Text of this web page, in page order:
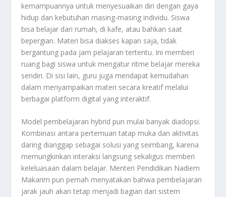
kemampuannya untuk menyesuaikan diri dengan gaya
hidup dan kebutuhan masing-masing individu. Siswa
bisa belajar dari rumah, di kafe, atau bahkan saat
bepergian. Materi bisa diakses kapan saja, tidak
bergantung pada jam pelajaran tertentu. Ini memberi
ruang bagi siswa untuk mengatur ritme belajar mereka
sendiri. Di sisi lain, guru juga mendapat kemudahan
dalam menyampaikan materi secara kreatif melalui
berbagai platform digital yang interaktif.
Model pembelajaran hybrid pun mulai banyak diadopsi.
Kombinasi antara pertemuan tatap muka dan aktivitas
daring dianggap sebagai solusi yang seimbang, karena
memungkinkan interaksi langsung sekaligus memberi
keleluasaan dalam belajar. Menteri Pendidikan Nadiem
Makarim pun pernah menyatakan bahwa pembelajaran
jarak jauh akan tetap menjadi bagian dari sistem